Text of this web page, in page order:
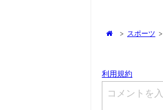
> スポーツ >